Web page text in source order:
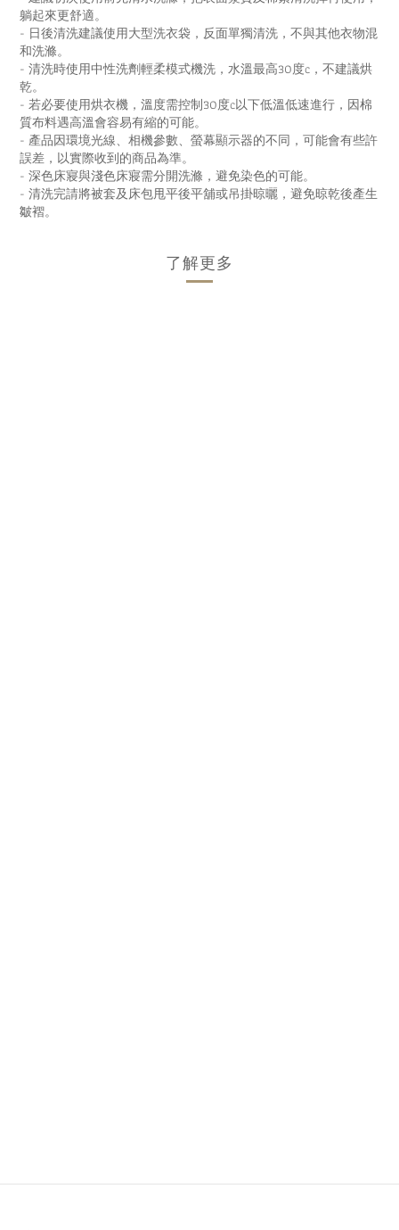
躺起來更舒適。
- 日後清洗建議使用大型洗衣袋，反面單獨清洗，不與其他衣物混
和洗滌。
- 清洗時使用中性洗劑輕柔模式機洗，水溫最高30度c，不建議烘
乾。
- 若必要使用烘衣機，溫度需控制30度c以下低溫低速進行，因棉
質布料遇高溫會容易有縮的可能。
- 產品因環境光線、相機參數、螢幕顯示器的不同，可能會有些許
誤差，以實際收到的商品為準。
- 深色床寢與淺色床寢需分開洗滌，避免染色的可能。
- 清洗完請將被套及床包甩平後平舖或吊掛晾曬，避免晾乾後產生
皺褶。
了解更多